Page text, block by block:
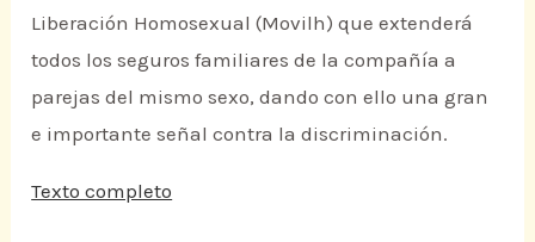
Liberación Homosexual (Movilh) que extenderá
todos los seguros familiares de la compañía a
parejas del mismo sexo, dando con ello una gran
e importante señal contra la discriminación.
Texto completo